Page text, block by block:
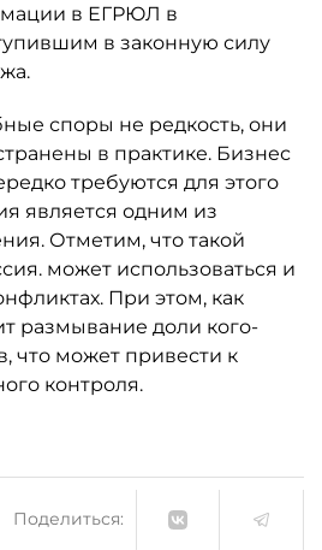
в ЕГРЮЛ в
в законную силу
споры не редкость, они
в практике. Бизнес
требуются для этого
является одним из
Отметим, что такой
может использоваться и
При этом, как
размывание доли кого-
что может привести к
контроля.
Поделиться: